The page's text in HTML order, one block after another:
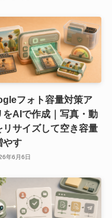
フォト容量対策ア
をAIで作成｜写真・動
リサイズして空き容量
やす
年6月6日